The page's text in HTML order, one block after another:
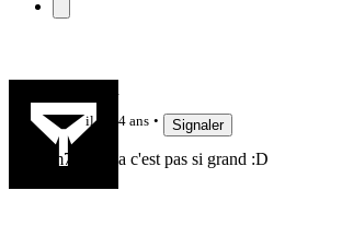
il y a 4 ans Signaler
1m73, ça va c'est pas si grand :D